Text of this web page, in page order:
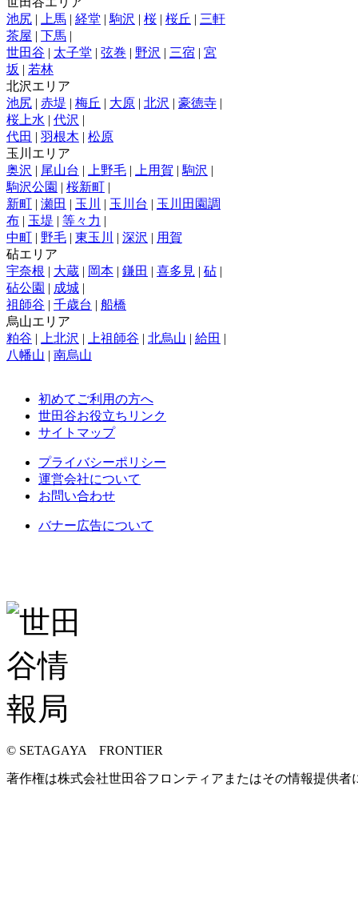
池尻 | 上馬 | 経堂 | 駒沢 | 桜 | 桜丘 | 三軒
茶屋 | 下馬 |
世田谷 | 太子堂 | 弦巻 | 野沢 | 三宿 | 宮
坂 | 若林
北沢エリア
池尻 | 赤堤 | 梅丘 | 大原 | 北沢 | 豪徳寺 |
桜上水 | 代沢 |
代田 | 羽根木 | 松原
玉川エリア
奥沢 | 尾山台 | 上野毛 | 上用賀 | 駒沢 |
駒沢公園 | 桜新町 |
新町 | 瀬田 | 玉川 | 玉川台 | 玉川田園調
布 | 玉堤 | 等々力 |
中町 | 野毛 | 東玉川 | 深沢 | 用賀
砧エリア
宇奈根 | 大蔵 | 岡本 | 鎌田 | 喜多見 | 砧 |
砧公園 | 成城 |
祖師谷 | 千歳台 | 船橋
烏山エリア
粕谷 | 上北沢 | 上祖師谷 | 北烏山 | 給田 |
八幡山 | 南烏山
初めてご利用の方へ
世田谷お役立ちリンク
サイトマップ
プライバシーポリシー
運営会社について
お問い合わせ
バナー広告について
© SETAGAYA FRONTIER
著作権は株式会社世田谷フロンティアまたはその情報提供者